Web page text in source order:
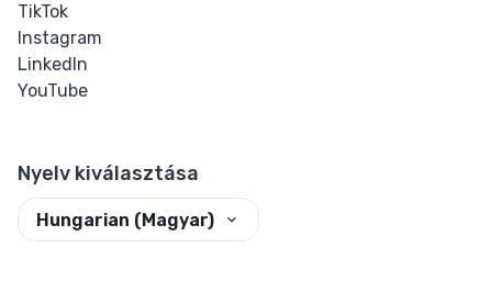
Input Checkbox
& Radio
Input Date &
Time
Input Email
TikTok
Instagram
LinkedIn
YouTube
Nyelv kiválasztása
Hungarian (Magyar)